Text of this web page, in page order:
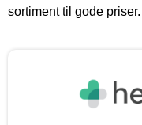
sortiment til gode priser.